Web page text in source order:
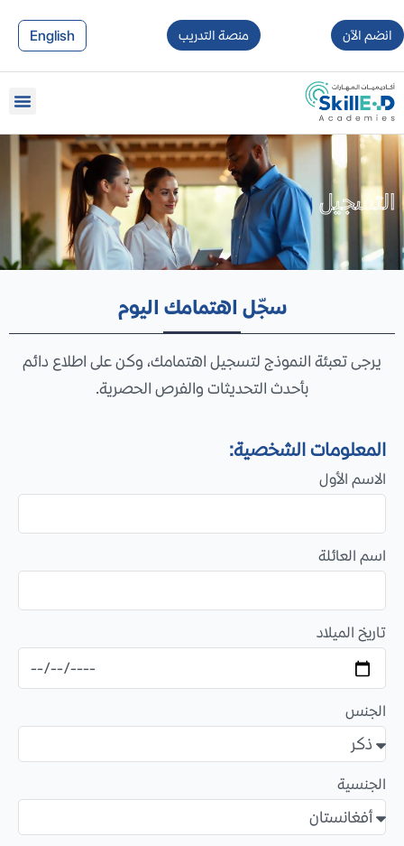
انضم الآن منصة التدريب English
التسجيل
التسجيل
سجّل اهتمامك اليوم
يرجى تعبئة النموذج لتسجيل اهتمامك، وكن على اطلاع دائم
بأحدث التحديثات والفرص الحصرية.
المعلومات الشخصية:
الاسم الأول
اسم العائلة
تاريخ الميلاد
الجنس
الجنسية